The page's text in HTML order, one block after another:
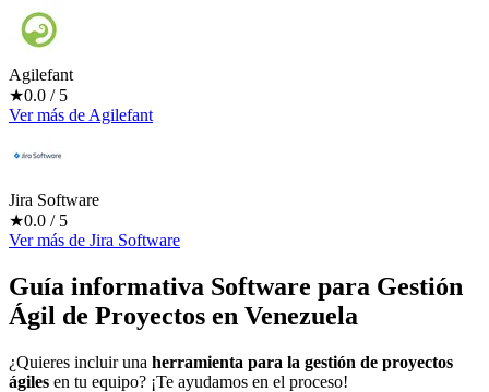
Agilefant
★0.0 / 5
Ver más de Agilefant
Jira Software
★0.0 / 5
Ver más de Jira Software
Guía informativa Software para Gestión
Ágil de Proyectos en Venezuela
¿Quieres incluir una herramienta para la gestión de proyectos
ágiles en tu equipo? ¡Te ayudamos en el proceso!